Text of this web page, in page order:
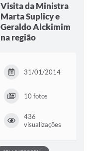
Visita da Ministra
Marta Suplicy e
Geraldo Alckimim
na região
31/01/2014
10 fotos
436
visualizações